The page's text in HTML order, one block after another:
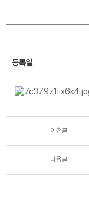
등록일
이전글
다음글